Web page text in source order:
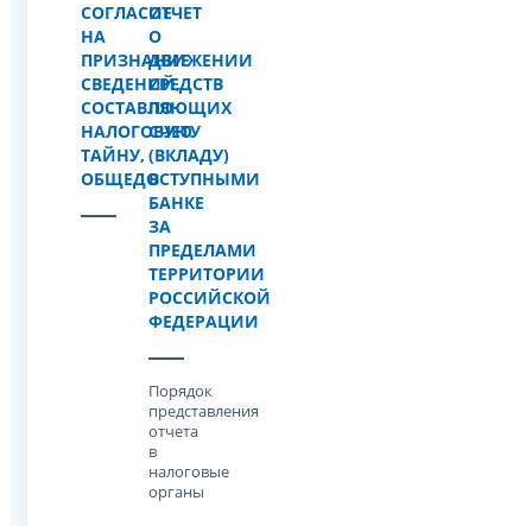
СОГЛАСИЕ
НА
ПРИЗНАНИЕ
СВЕДЕНИЙ,
СОСТАВЛЯЮЩИХ
НАЛОГОВУЮ
ТАЙНУ,
ОБЩЕДОСТУПНЫМИ
ОТЧЕТ
О
ДВИЖЕНИИ
СРЕДСТВ
ПО
СЧЕТУ
(ВКЛАДУ)
В
БАНКЕ
ЗА
ПРЕДЕЛАМИ
ТЕРРИТОРИИ
РОССИЙСКОЙ
ФЕДЕРАЦИИ
Порядок
представления
отчета
в
налоговые
органы